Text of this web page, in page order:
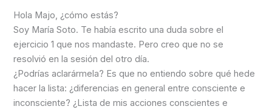
Hola Majo, ¿cómo estás?
Soy María Soto. Te había escrito una duda sobre el
ejercicio 1 que nos mandaste. Pero creo que no se
resolvió en la sesión del otro día.
¿Podrías aclarármela? Es que no entiendo sobre qué hede
hacer la lista: ¿diferencias en general entre consciente e
inconsciente? ¿Lista de mis acciones conscientes e